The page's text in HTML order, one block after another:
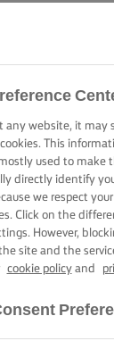
any website, it may
This
used to make
directly identify
we respect
Click on the
However,
site and the
cookie policyand